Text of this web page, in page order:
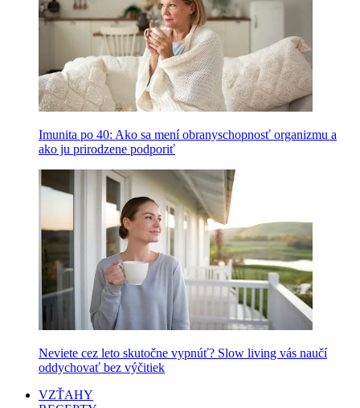
Imunita po 40: Ako sa mení obranyschopnosť organizmu a
ako ju prirodzene podporiť
Neviete cez leto skutočne vypnúť? Slow living vás naučí
oddychovať bez výčitiek
VZŤAHY